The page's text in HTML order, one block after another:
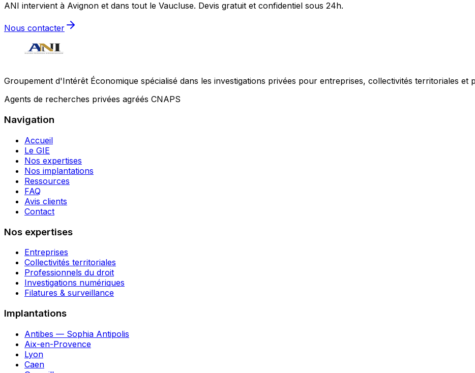
ANI intervient à Avignon et dans tout le Vaucluse. Devis gratuit et confidentiel sous 24h.
Nous contacter
Groupement d'Intérêt Économique spécialisé dans les investigations privées pour entreprises, collectivités territoriales et
Agents de recherches privées agréés CNAPS
Navigation
Accueil
Le GIE
Nos expertises
Nos implantations
Ressources
FAQ
Avis clients
Contact
Nos expertises
Entreprises
Collectivités territoriales
Professionnels du droit
Investigations numériques
Filatures & surveillance
Implantations
Antibes — Sophia Antipolis
Aix-en-Provence
Lyon
Caen